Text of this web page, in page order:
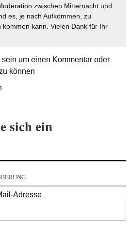
zwischen Mitternacht und
es, je nach Aufkommen, zu
kommen kann. Vielen Dank für Ihr
sein um einen Kommentar oder
können
sich ein
Adresse